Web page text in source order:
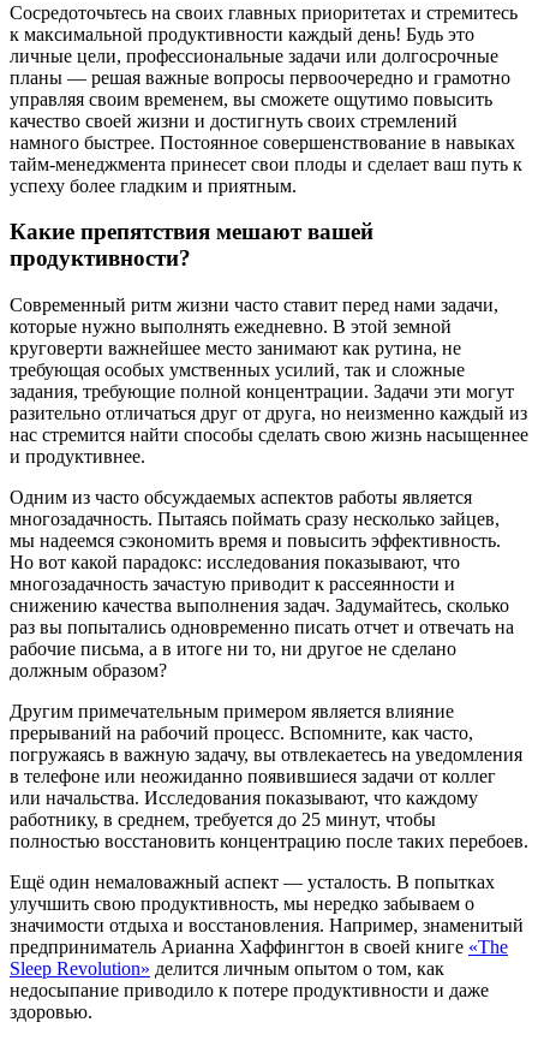
Сосредоточьтесь на своих главных приоритетах и стремитесь
к максимальной продуктивности каждый день! Будь это
личные цели, профессиональные задачи или долгосрочные
планы — решая важные вопросы первоочередно и грамотно
управляя своим временем, вы сможете ощутимо повысить
качество своей жизни и достигнуть своих стремлений
намного быстрее. Постоянное совершенствование в навыках
тайм-менеджмента принесет свои плоды и сделает ваш путь к
успеху более гладким и приятным.
Какие препятствия мешают вашей
продуктивности?
Современный ритм жизни часто ставит перед нами задачи,
которые нужно выполнять ежедневно. В этой земной
круговерти важнейшее место занимают как рутина, не
требующая особых умственных усилий, так и сложные
задания, требующие полной концентрации. Задачи эти могут
разительно отличаться друг от друга, но неизменно каждый из
нас стремится найти способы сделать свою жизнь насыщеннее
и продуктивнее.
Одним из часто обсуждаемых аспектов работы является
многозадачность. Пытаясь поймать сразу несколько зайцев,
мы надеемся сэкономить время и повысить эффективность.
Но вот какой парадокс: исследования показывают, что
многозадачность зачастую приводит к рассеянности и
снижению качества выполнения задач. Задумайтесь, сколько
раз вы попытались одновременно писать отчет и отвечать на
рабочие письма, а в итоге ни то, ни другое не сделано
должным образом?
Другим примечательным примером является влияние
прерываний на рабочий процесс. Вспомните, как часто,
погружаясь в важную задачу, вы отвлекаетесь на уведомления
в телефоне или неожиданно появившиеся задачи от коллег
или начальства. Исследования показывают, что каждому
работнику, в среднем, требуется до 25 минут, чтобы
полностью восстановить концентрацию после таких перебоев.
Ещё один немаловажный аспект — усталость. В попытках
улучшить свою продуктивность, мы нередко забываем о
значимости отдыха и восстановления. Например, знаменитый
предприниматель Арианна Хаффингтон в своей книге «The
Sleep Revolution» делится личным опытом о том, как
недосыпание приводило к потере продуктивности и даже
здоровью.